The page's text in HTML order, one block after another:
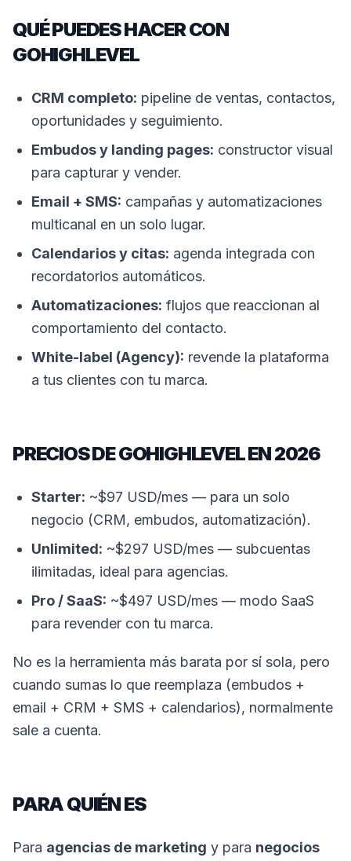
QUÉ PUEDES HACER CON
GOHIGHLEVEL
CRM completo: pipeline de ventas, contactos,
oportunidades y seguimiento.
Embudos y landing pages: constructor visual
para capturar y vender.
Email + SMS: campañas y automatizaciones
multicanal en un solo lugar.
Calendarios y citas: agenda integrada con
recordatorios automáticos.
Automatizaciones: flujos que reaccionan al
comportamiento del contacto.
White-label (Agency): revende la plataforma
a tus clientes con tu marca.
PRECIOS DE GOHIGHLEVEL EN 2026
Starter: ~$97 USD/mes — para un solo
negocio (CRM, embudos, automatización).
Unlimited: ~$297 USD/mes — subcuentas
ilimitadas, ideal para agencias.
Pro / SaaS: ~$497 USD/mes — modo SaaS
para revender con tu marca.
No es la herramienta más barata por sí sola, pero
cuando sumas lo que reemplaza (embudos +
email + CRM + SMS + calendarios), normalmente
sale a cuenta.
PARA QUIÉN ES
Para agencias de marketing y para negocios